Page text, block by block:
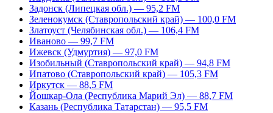
Задонск (Липецкая обл.) — 95,2 FM
Зеленокумск (Ставропольский край) — 100,0 FM
Златоуст (Челябинская обл.) — 106,4 FM
Иваново — 99,7 FM
Ижевск (Удмуртия) — 97,0 FM
Изобильный (Ставропольский край) — 94,8 FM
Ипатово (Ставропольский край) — 105,3 FM
Иркутск — 88,5 FM
Йошкар-Ола (Республика Марий Эл) — 88,7 FM
Казань (Республика Татарстан) — 95,5 FM